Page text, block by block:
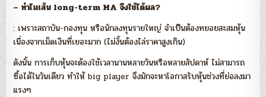
– ทำไมเส้น long-term MA จึงใช้ได้ผล?
: เพราะสถาบัน-กองทุน หรือนักลงทุนรายใหญ่ จำเป็นต้องทยอยสะสมหุ้น
เนื่องจากเม็ดเงินที่เยอะมาก (ไม่งั้นต้องไล่ราคาสูงเกิน)
ดังนั้น การเก็บหุ้นจะต้องใช้เวลานานหลายวันหรือหลายสัปดาห์ ไม่สามารถ
ซื้อได้ในวันเดียว ทำให้ big player จึงมักจะหาโอกาสรับหุ้นช่วงที่ย่อลงมา
แรงๆ